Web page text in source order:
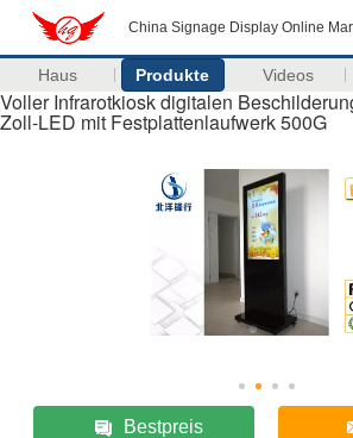
China Signage Display Online
Haus Produkte Videos
Voller Infrarotkiosk digitalen
Zoll-LED mit Festplattenlaufwerk 500G
Bestpreis